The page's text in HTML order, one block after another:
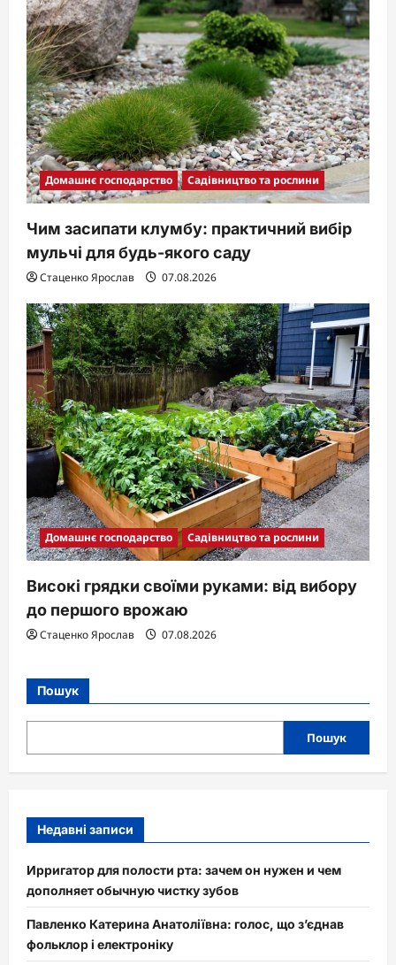
Домашнє господарство Садівництво та рослини
Чим засипати клумбу: практичний вибір
мульчі для будь-якого саду
Стаценко Ярослав 07.08.2026
Домашнє господарство Садівництво та рослини
Високі грядки своїми руками: від вибору
до першого врожаю
Стаценко Ярослав 07.08.2026
Пошук
Пошук
Недавні записи
Ирригатор для полости рта: зачем он нужен и чем
дополняет обычную чистку зубов
Павленко Катерина Анатоліївна: голос, що з’єднав
фольклор і електроніку